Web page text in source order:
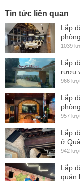
Tin tức liên quan
Lắp
1039
Lắp
rượu
966
Lắp
957
Lắp
ở
942
Lắp
quán